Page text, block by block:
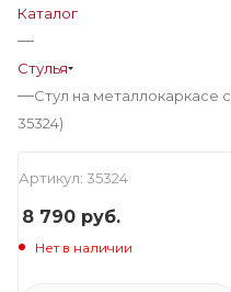
Каталог
—
Стулья
—Стул на металлокаркасе
35324)
Артикул: 35324
8 790 руб.
Нет в наличии